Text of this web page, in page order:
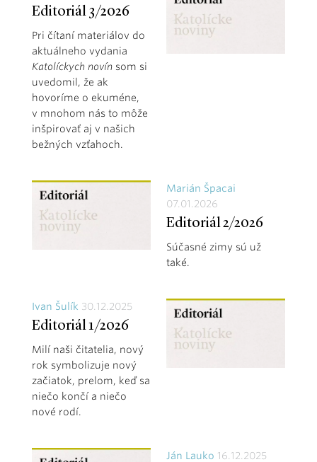
Editoriál 3/2026
Pri čítaní materiálov do
aktuálneho vydania
Katolíckych novín som si
uvedomil, že ak
hovoríme o ekuméne,
v mnohom nás to môže
inšpirovať aj v našich
bežných vzťahoch.
Marián Špacai
07.01.2026
Editoriál 2/2026
Súčasné zimy sú už
také.
Ivan Šulík 30.12.2025
Editoriál 1/2026
Milí naši čitatelia, nový
rok symbolizuje nový
začiatok, prelom, keď sa
niečo končí a niečo
nové rodí.
Ján Lauko 16.12.2025